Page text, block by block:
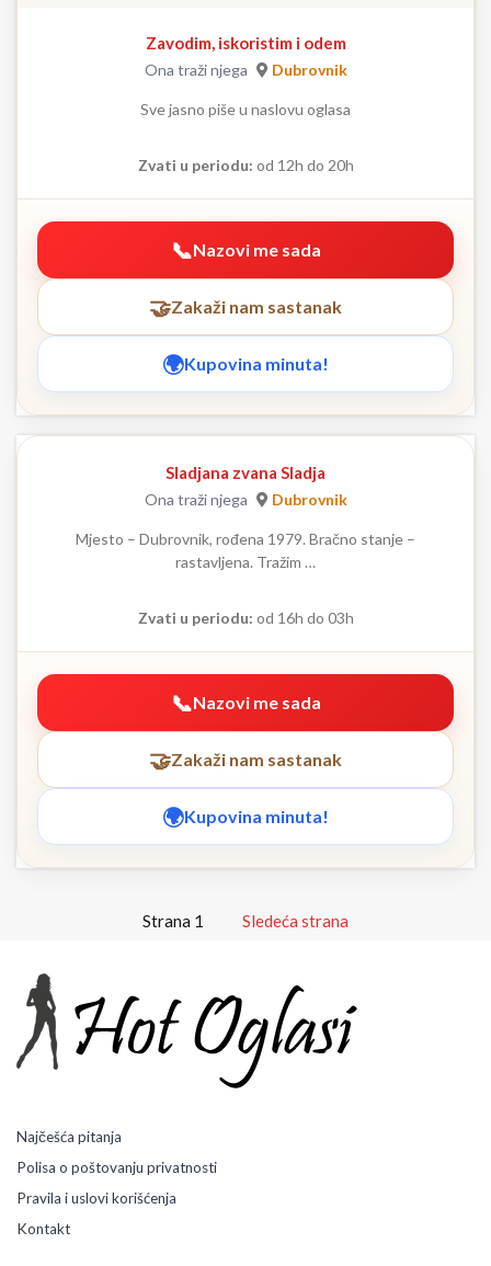
Zavodim, iskoristim i odem
Ona traži njega Dubrovnik
Sve jasno piše u naslovu oglasa
Zvati u periodu: od 12h do 20h
Nazovi me sada
Zakaži nam sastanak
Kupovina minuta!
Sladjana zvana Sladja
Ona traži njega Dubrovnik
Mjesto – Dubrovnik, rođena 1979. Bračno stanje –
rastavljena. Tražim …
Zvati u periodu: od 16h do 03h
Nazovi me sada
Zakaži nam sastanak
Kupovina minuta!
Strana 1 Sledeća strana
Najčešća pitanja
Polisa o poštovanju privatnosti
Pravila i uslovi korišćenja
Kontakt